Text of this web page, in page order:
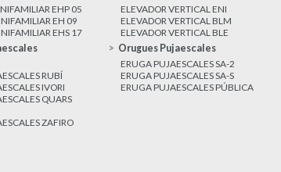
EHP 05
EH 09
EHS 17
ELEVADOR VERTICAL ENI
ELEVADOR VERTICAL BLM
ELEVADOR VERTICAL BLE
RUBÍ
IVORI
QUARS
ZAFIRO
Orugues Pujaescales
ERUGA PUJAESCALES SA-2
ERUGA PUJAESCALES SA-S
ERUGA PUJAESCALES PÚBLICA